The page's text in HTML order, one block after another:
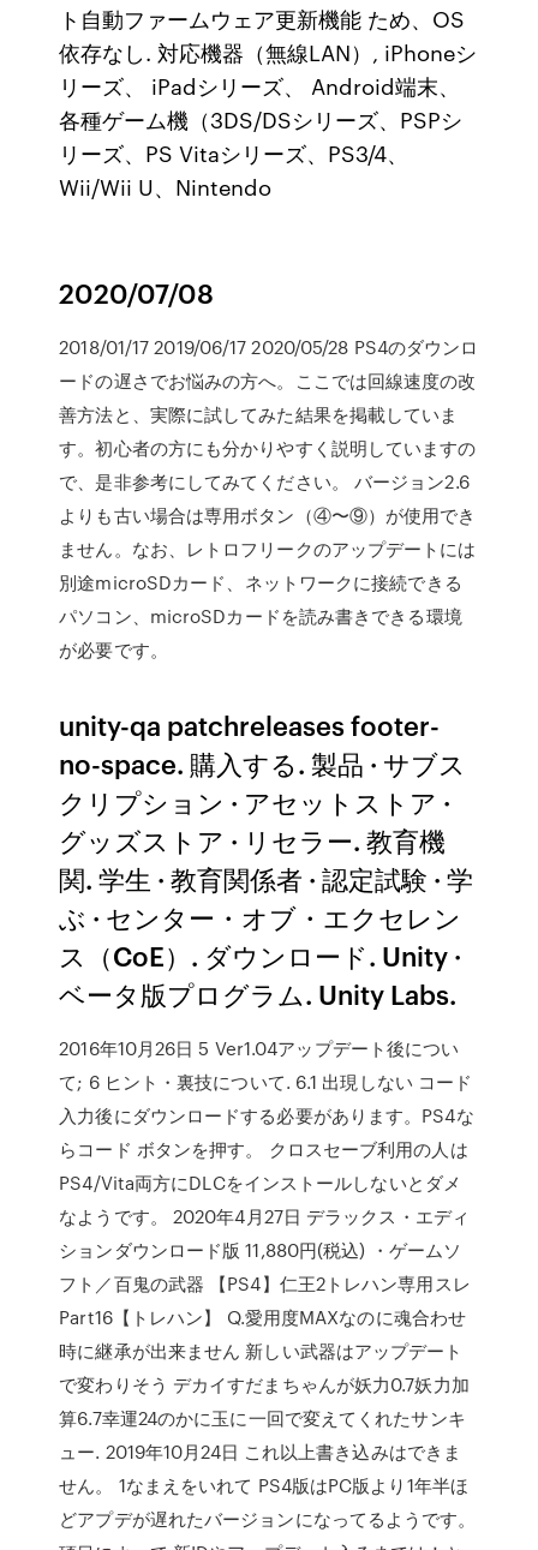
ト自動ファームウェア更新機能 ため、OS
依存なし. 対応機器（無線LAN）, iPhoneシ
リーズ、 iPadシリーズ、 Android端末、
各種ゲーム機（3DS/DSシリーズ、PSPシ
リーズ、PS Vitaシリーズ、PS3/4、
Wii/Wii U、Nintendo
2020/07/08
2018/01/17 2019/06/17 2020/05/28 PS4のダウンロ
ードの遅さでお悩みの方へ。ここでは回線速度の改
善方法と、実際に試してみた結果を掲載していま
す。初心者の方にも分かりやすく説明していますの
で、是非参考にしてみてください。 バージョン2.6
よりも古い場合は専用ボタン（④〜⑨）が使用でき
ません。なお、レトロフリークのアップデートには
別途microSDカード、ネットワークに接続できる
パソコン、microSDカードを読み書きできる環境
が必要です。
unity-qa patchreleases footer-
no-space. 購入する. 製品 · サブス
クリプション · アセットストア ·
グッズストア · リセラー. 教育機
関. 学生 · 教育関係者 · 認定試験 · 学
ぶ · センター・オブ・エクセレン
ス（CoE）. ダウンロード. Unity ·
ベータ版プログラム. Unity Labs.
2016年10月26日 5 Ver1.04アップデート後につい
て; 6 ヒント・裏技について. 6.1 出現しない コード
入力後にダウンロードする必要があります。PS4な
らコード ボタンを押す。 クロスセーブ利用の人は
PS4/Vita両方にDLCをインストールしないとダメ
なようです。 2020年4月27日 デラックス・エディ
ションダウンロード版 11,880円(税込) ・ゲームソ
フト／百鬼の武器 【PS4】仁王2トレハン専用スレ
Part16【トレハン】 Q.愛用度MAXなのに魂合わせ
時に継承が出来ません 新しい武器はアップデート
で変わりそう デカイすだまちゃんが妖力0.7妖力加
算6.7幸運24のかに玉に一回で変えてくれたサンキ
ュー. 2019年10月24日 これ以上書き込みはできま
せん。 1なまえをいれて PS4版はPC版より1年半ほ
どアプデが遅れたバージョンになってるようです。